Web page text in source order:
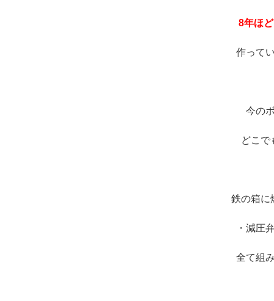
8年ほ
作って
今の
どこで
鉄の箱に
・減圧
全て組